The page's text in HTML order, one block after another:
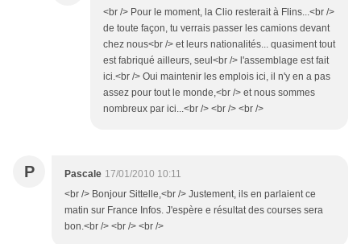
<br /> Pour le moment, la Clio resterait à Flins...<br />
de toute façon, tu verrais passer les camions devant
chez nous<br /> et leurs nationalités... quasiment tout
est fabriqué ailleurs, seul<br /> l'assemblage est fait
ici.<br /> Oui maintenir les emplois ici, il n'y en a pas
assez pour tout le monde,<br /> et nous sommes
nombreux par ici...<br /> <br /> <br />
P Pascale 17/01/2010 10:11
<br /> Bonjour Sittelle,<br /> Justement, ils en parlaient ce
matin sur France Infos. J'espère e résultat des courses sera
bon.<br /> <br /> <br />